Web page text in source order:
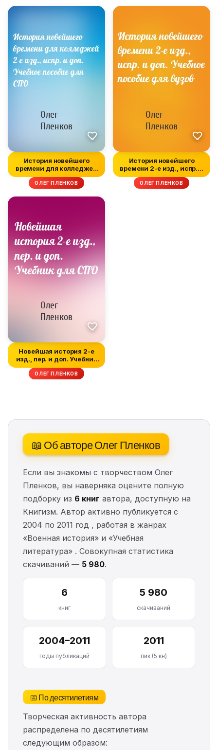
История новейшего
времени для колледжей
2-е изд.,...
ОЛЕГ ПЛЕНКОВ
История новейшего
времени 2-е изд., испр. и
доп. У...
ОЛЕГ ПЛЕНКОВ
Новейшая история 2-е
изд., пер. и доп. Учебник
для...
ОЛЕГ ПЛЕНКОВ
📖 Об авторе Олег Пленков
Если вы знакомы с творчеством Олег
Пленков, вы наверняка оцените полную
подборку из 6 книг автора, доступную на
Книгизм. Автор активно публикуется с
2004 по 2011 год , работая в жанрах
«Военная история» и «Учебная
литература» . Совокупная статистика
скачиваний — 5 980.
6
книг
5 980
скачиваний
2004–2011
годы публикаций
2011
пик (5 кн)
📅 По десятилетиям
Творческая активность автора
распределена по десятилетиям
следующим образом: